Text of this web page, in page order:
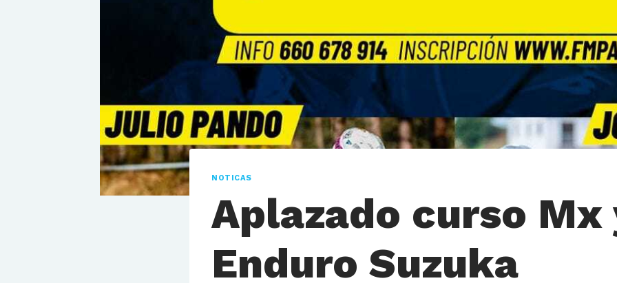
NOTICAS
Aplazado curso Mx
Enduro Suzuka